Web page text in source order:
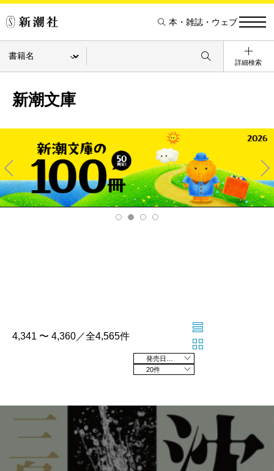
本・雑誌・ウェブ
詳細検索
新潮文庫
Pre
v
Ne
xt
4,341 〜 4,360／全4,565件
20件